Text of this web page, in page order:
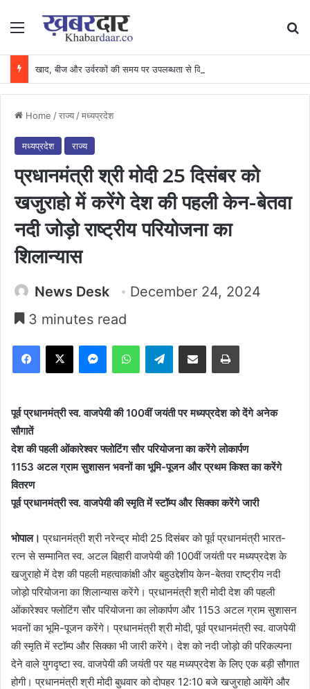
Menu
Home /राज्य /मध्यप्रदेश
मध्यप्रदेश राज्य
प्रधानमंत्री श्री मोदी 25 दिसंबर को
खजुराहो में करेंगे देश की पहली केन-बेतवा
नदी जोड़ो राष्ट्रीय परियोजना का
शिलान्यास
News Desk
December 24, 2024
3 minutes read
Facebook
X MessengerWhatsAppTelegramShare via Email Print
पूर्व प्रधानमंत्री स्व. वाजपेयी की 100वीं जयंती पर मध्यप्रदेश को देंगे अनेक
सौगातें
देश की पहली ओंकारेश्वर फ्लोटिंग सौर परियोजना का करेंगे लोकार्पण
1153 अटल ग्राम सुशासन भवनों का भूमि-पूजन और प्रथम किश्त का करेंगे
वितरण
पूर्व प्रधानमंत्री स्व. वाजपेयी की स्मृति में स्टॉम्प और सिक्का करेंगे जारी
भोपाल। प्रधानमंत्री श्री नरेन्द्र मोदी 25 दिसंबर को पूर्व प्रधानमंत्री भारत-
रत्न से सम्मानित स्व. अटल बिहारी वाजपेयी की 100वीं जयंती पर मध्यप्रदेश के
खजुराहो में देश की पहली महत्वाकांक्षी और बहुउद्देशीय केन-बेतवा राष्ट्रीय नदी
जोड़ो परियोजना का शिलान्यास करेंगे। प्रधानमंत्री श्री मोदी देश की पहली
ओंकारेश्वर फ्लोटिंग सौर परियोजना का लोकार्पण और 1153 अटल ग्राम सुशासन
भवनों का भूमि-पूजन करेंगे। प्रधानमंत्री श्री मोदी, पूर्व प्रधानमंत्री स्व. वाजपेयी
की स्मृति में स्टॉम्प और सिक्का भी जारी करेंगे। देश को नदी जोड़ो की परिकल्पना
देने वाले युगदृष्टा स्व. वाजपेयी की जयंती पर यह मध्यप्रदेश के लिए एक बड़ी सौगात
होगी। प्रधानमंत्री श्री मोदी बुधवार को दोपहर 12:10 बजे खजुराहो आयेंगे और